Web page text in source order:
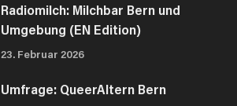
Radiomilch: Milchbar Bern und
Umgebung (EN Edition)
23. Februar 2026
Umfrage: QueerAltern Bern